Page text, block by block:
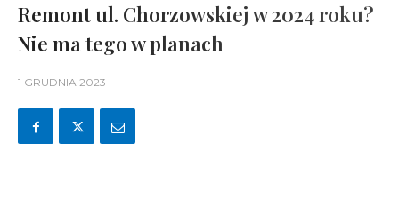
Remont ul. Chorzowskiej w 2024 roku?
Nie ma tego w planach
1 GRUDNIA 2023